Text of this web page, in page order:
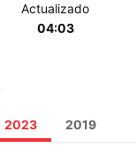
Actualizado
04:03
2023 2019